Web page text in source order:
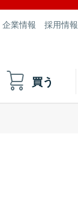
企業情報 採用情報
買う